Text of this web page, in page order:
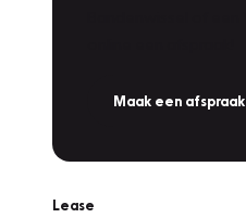
Maak een afspraak
Lease